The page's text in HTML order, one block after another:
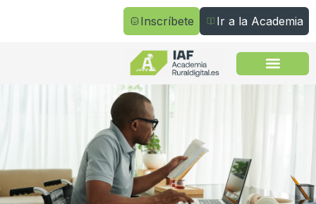
Inscríbete Ir a la Academia